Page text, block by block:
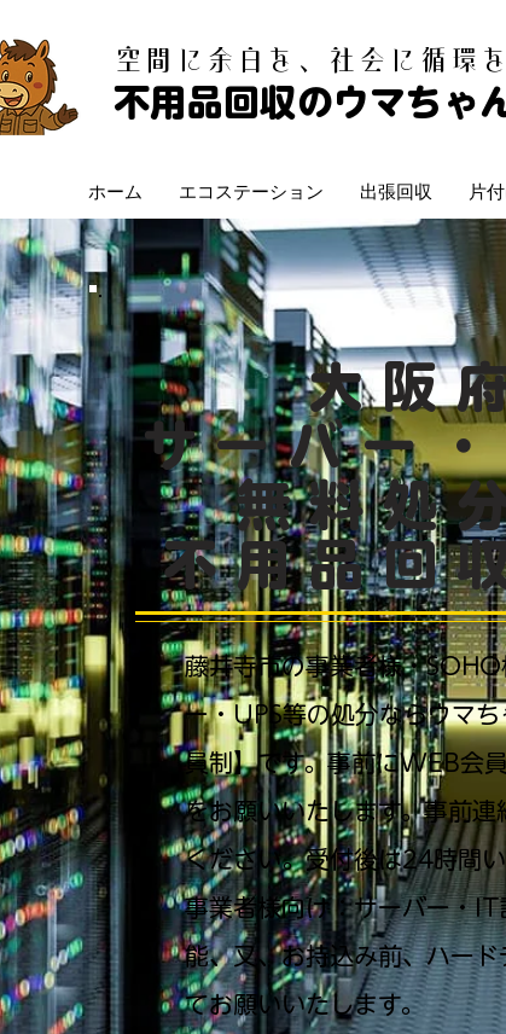
​空間に余白を、社会に循環を
不用品回収のウマちゃ
ホーム エコステーション 出張回収 片
大阪
サーバー
無料処
不用品回
藤井寺市の事業者様・
ー・UPS等の処分ならウマ
員制】です。事前にWEB会
をお願いいたします。事前
ください。受付後は24時間
事業者様向け：サーバー・
能、又、お持込み前、ハー
てお願いいたします。